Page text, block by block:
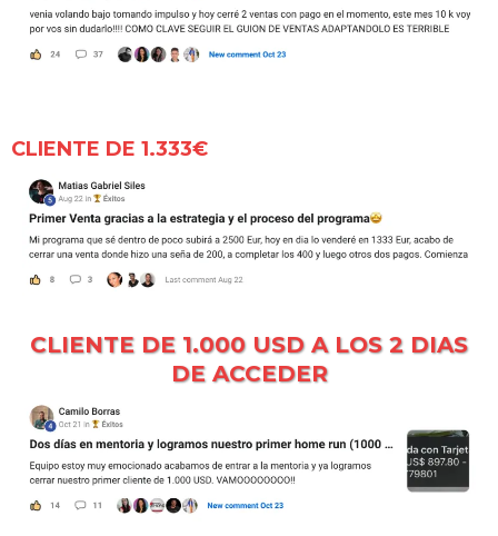
CLIENTE DE 1.333€
CLIENTE DE 1.000 USD A LOS 2 DIAS
DE ACCEDER